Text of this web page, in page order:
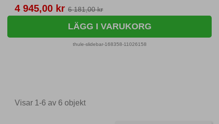
Pris
4 945,00 kr 6 181,00 kr
LÄGG I VARUKORG
thule-slidebar-168358-11026158
Visar 1-6 av 6 objekt